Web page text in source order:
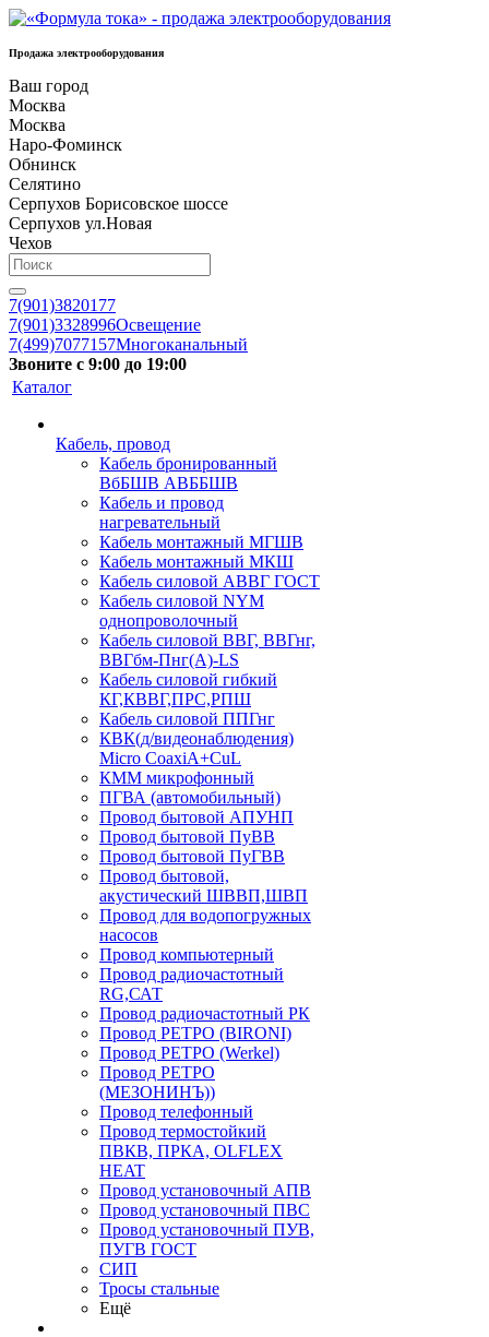
Продажа электрооборудования
Ваш город
Москва
Москва
Наро-Фоминск
Обнинск
Селятино
Серпухов Борисовское шоссе
Серпухов ул.Новая
Чехов
7(901)3820177
7(901)3328996Освещение
7(499)7077157Многоканальный
Звоните с 9:00 до 19:00
Каталог
Кабель, провод
Кабель бронированный
ВбБШВ АВББШВ
Кабель и провод
нагревательный
Кабель монтажный МГШВ
Кабель монтажный МКШ
Кабель силовой АВВГ ГОСТ
Кабель силовой NYM
однопроволочный
Кабель силовой ВВГ, ВВГнг,
ВВГбм-Пнг(А)-LS
Кабель силовой гибкий
КГ,КВВГ,ПРС,РПШ
Кабель силовой ППГнг
КВК(д/видеонаблюдения)
Micro CoaxiA+CuL
КММ микрофонный
ПГВА (автомобильный)
Провод бытовой АПУНП
Провод бытовой ПуВВ
Провод бытовой ПуГВВ
Провод бытовой,
акустический ШВВП,ШВП
Провод для водопогружных
насосов
Провод компьютерный
Провод радиочастотный
RG,САТ
Провод радиочастотный РК
Провод РЕТРО (BIRONI)
Провод РЕТРО (Werkel)
Провод РЕТРО
(МЕЗОНИНЪ))
Провод телефонный
Провод термостойкий
ПВКВ, ПРКА, OLFLEX
HEAT
Провод установочный АПВ
Провод установочный ПВС
Провод установочный ПУВ,
ПУГВ ГОСТ
СИП
Тросы стальные
Ещё